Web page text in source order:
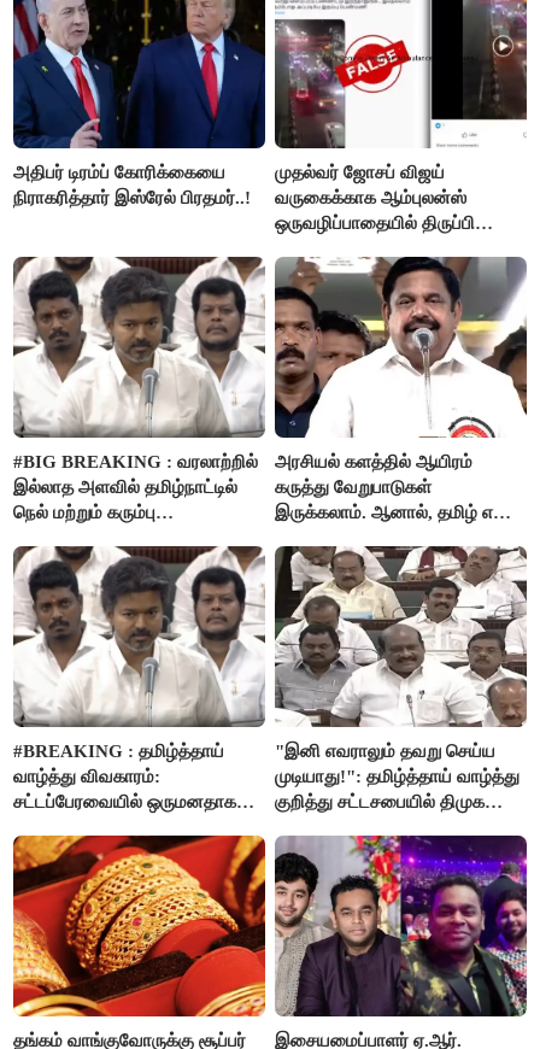
அதிபர் டிரம்ப் கோரிக்கையை
நிராகரித்தார் இஸ்ரேல் பிரதமர்..!
முதல்வர் ஜோசப் விஜய்
வருகைக்காக ஆம்புலன்ஸ்
ஒருவழிப்பாதையில் திருப்பி
தான்..!
#BIG BREAKING : வரலாற்றில்
இல்லாத அளவில் தமிழ்நாட்டில்
நெல் மற்றும் கரும்பு
ஊக்கத்தொகையை உயர்த்த
முடிவு - முதலமைச்சர் விஜய்
அறிவிப்பு..!
அரசியல் களத்தில் ஆயிரம்
கருத்து வேறுபாடுகள்
இருக்கலாம். ஆனால், தமிழ் என்று
தமிழர்கள் - எடப்பாடி பழனிசாமி..!
#BREAKING : தமிழ்த்தாய்
வாழ்த்து விவகாரம்:
சட்டப்பேரவையில் ஒருமனதாக
"இனி எவராலும் தவறு செய்ய
முடியாது!": தமிழ்த்தாய் வாழ்த்து
குறித்து சட்டசபையில் திமுக
தங்கம் வாங்குவோருக்கு சூப்பர்
இசையமைப்பாளர் ஏ.ஆர்.